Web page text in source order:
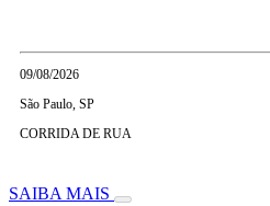
09/08/2026
São Paulo, SP
CORRIDA DE RUA
SAIBA MAIS